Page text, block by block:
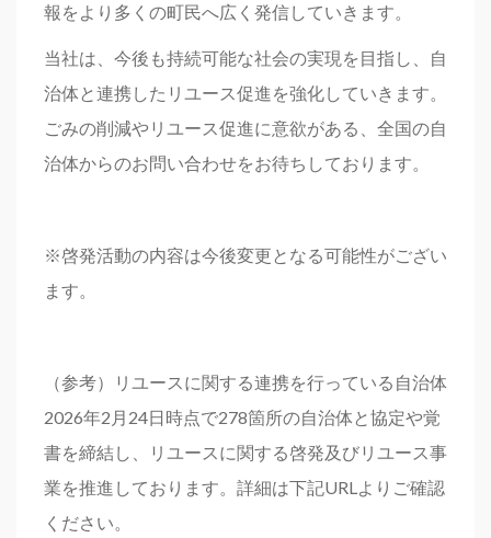
報をより多くの町民へ広く発信していきます。
当社は、今後も持続可能な社会の実現を目指し、自
治体と連携したリユース促進を強化していきます。
ごみの削減やリユース促進に意欲がある、全国の自
治体からのお問い合わせをお待ちしております。
※啓発活動の内容は今後変更となる可能性がござい
ます。
（参考）リユースに関する連携を行っている自治体
2026年2月24日時点で278箇所の自治体と協定や覚
書を締結し、リユースに関する啓発及びリユース事
業を推進しております。詳細は下記URLよりご確認
ください。